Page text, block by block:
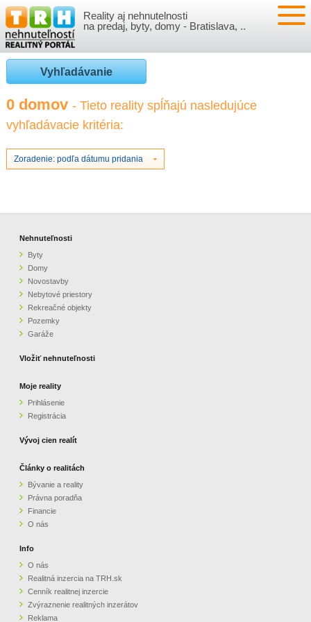
Reality aj nehnutelnosti
na predaj, byty, domy - Bratislava, ..
NEHNUTEĽNOSTI
BYTY
NOVOSTAVBY
NEBYTOVÉ PRIESTORY
GARÁŽE
VLOŽIŤ NEHNUTEĽNOSTI
PRIHLÁSENIE
REGISTRÁCIA
VÝVOJ CIEN REALÍT
ČLÁNKY O REALITÁCH
O NÁS
CENNÍK REALITNEJ INZERCIE
ZVÝRAZNENIE REALITNÝCH INZERÁTOV
PARTNERI
OBCHODNÉ PODMIENKY
KONTAKT
Vyhľadávanie
0 domov - Tieto reality spĺňajú nasledujúce
vyhľadávacie kritéria:
Zoradenie: podľa dátumu pridania
Nehnuteľnosti
Byty
Domy
Novostavby
Nebytové priestory
Rekreačné objekty
Pozemky
Garáže
Vložiť nehnuteľnosti
Moje reality
Prihlásenie
Registrácia
Vývoj cien realít
Články o realitách
Bývanie a reality
Právna poradňa
Financie
O nás
Info
O nás
Realitná inzercia na TRH.sk
Cenník realitnej inzercie
Zvýraznenie realitných inzerátov
Reklama